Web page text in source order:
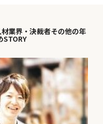
業界・決裁者その他の年
STORY